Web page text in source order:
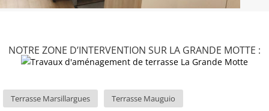
NOTRE ZONE D’INTERVENTION SUR LA GRANDE MOTTE :
Terrasse Marsillargues Terrasse Mauguio